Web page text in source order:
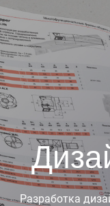
Разработка